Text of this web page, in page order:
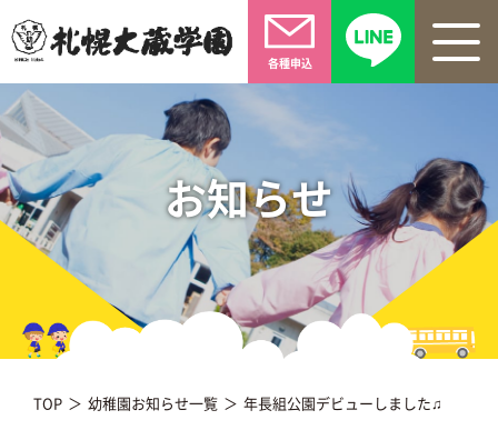
各種申込
お知らせ
TOP 幼稚園お知らせ一覧 年長組公園デビューしました♫